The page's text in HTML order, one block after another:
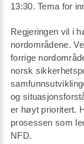
13:30. Tema for
Regjeringen vil i
nordområdene.
forrige
norsk
og
er høyt prioritert.
prosessen som
NFD.